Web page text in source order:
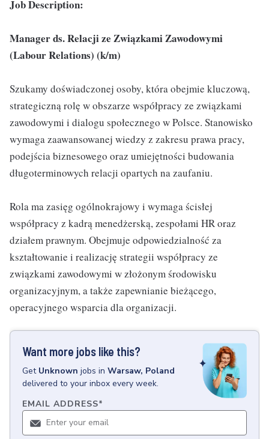
Job Description:
Manager ds. Relacji ze Związkami Zawodowymi
(Labour Relations) (k/m)
Szukamy doświadczonej osoby, która obejmie kluczową,
strategiczną rolę w obszarze współpracy ze związkami
zawodowymi i dialogu społecznego w Polsce. Stanowisko
wymaga zaawansowanej wiedzy z zakresu prawa pracy,
podejścia biznesowego oraz umiejętności budowania
długoterminowych relacji opartych na zaufaniu.
Rola ma zasięg ogólnokrajowy i wymaga ścisłej
współpracy z kadrą menedżerską, zespołami HR oraz
działem prawnym. Obejmuje odpowiedzialność za
kształtowanie i realizację strategii współpracy ze
związkami zawodowymi w złożonym środowisku
organizacyjnym, a także zapewnianie bieżącego,
operacyjnego wsparcia dla organizacji.
Want more jobs like this?
Get Unknown jobs in Warsaw, Poland
delivered to your inbox every week.
EMAIL ADDRESS*